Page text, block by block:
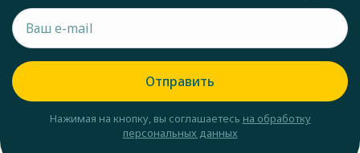
Отправить
Нажимая на кнопку, вы соглашаетесь на обработку
персональных данных